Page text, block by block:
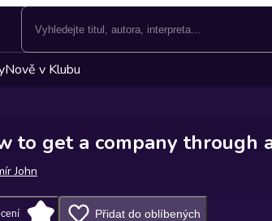
Nově v Klubu
to get a company through
John
Přidat do oblíbených